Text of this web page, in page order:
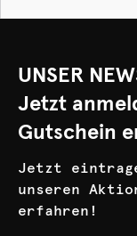
UNSER
Jetzt
Gutschein
Jetzt
unseren
erfahren!